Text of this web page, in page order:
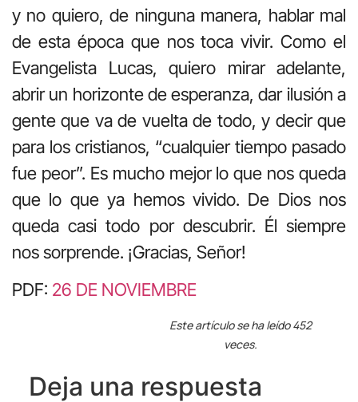
y no quiero, de ninguna manera, hablar mal
de esta época que nos toca vivir. Como el
Evangelista Lucas, quiero mirar adelante,
abrir un horizonte de esperanza, dar ilusión a
gente que va de vuelta de todo, y decir que
para los cristianos, “cualquier tiempo pasado
fue peor”. Es mucho mejor lo que nos queda
que lo que ya hemos vivido. De Dios nos
queda casi todo por descubrir. Él siempre
nos sorprende. ¡Gracias, Señor!
PDF: 26 DE NOVIEMBRE
Este artículo se ha leído 452
veces.
Deja una respuesta